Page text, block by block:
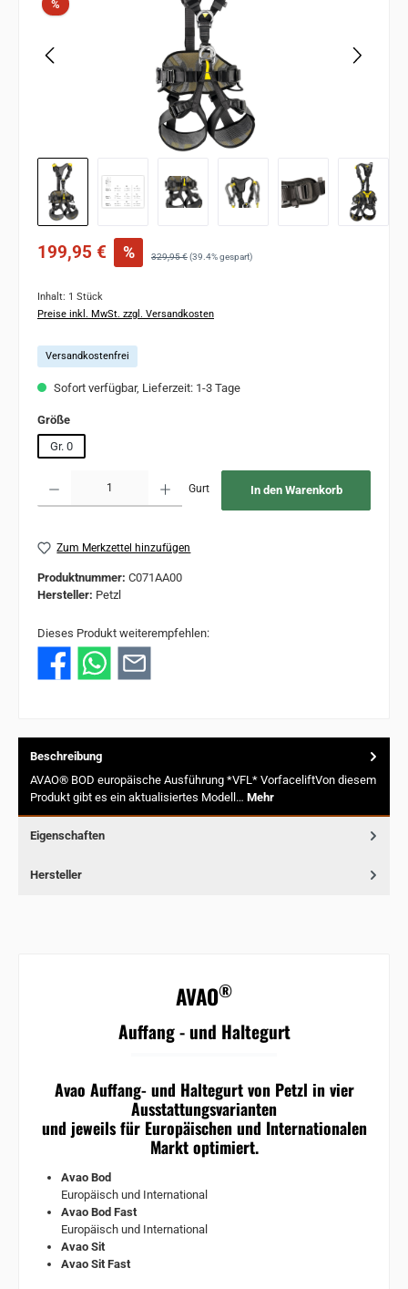
% Rabatt
Verkaufspreis:
199,95 € % Regulärer Preis:
329,95 €(39.4% gespart)
Inhalt: 1 Stück
Preise inkl. MwSt. zzgl. Versandkosten
Versandkostenfrei
Sofort verfügbar, Lieferzeit: 1-3 Tage
Größeauswählen
Gr. 0
Gurt In den Warenkorb
Zum Merkzettel hinzufügen
Produktnummer: C071AA00
Hersteller: Petzl
Dieses Produkt weiterempfehlen:
Beschreibung
AVAO® BOD europäische Ausführung *VFL* VorfaceliftVon diesem
Produkt gibt es ein aktualisiertes Modell… Mehr
Eigenschaften
Hersteller
AVAO®
Auffang - und Haltegurt
Avao Auffang- und Haltegurt von Petzl in vier
Ausstattungsvarianten
und jeweils für Europäischen und Internationalen
Markt optimiert.
Avao Bod
Europäisch und International
Avao Bod Fast
Europäisch und International
Avao Sit
Avao Sit Fast